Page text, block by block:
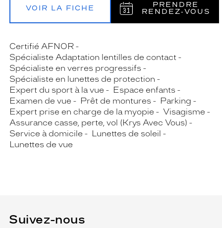
VOIR LA FICHE
PRENDRE
RENDEZ‑VOUS
Certifié AFNOR
Spécialiste Adaptation lentilles de contact
Spécialiste en verres progressifs
Spécialiste en lunettes de protection
Expert du sport à la vue
Espace enfants
Examen de vue
Prêt de montures
Parking
Expert prise en charge de la myopie
Visagisme
Assurance casse, perte, vol (Krys Avec Vous)
Service à domicile
Lunettes de soleil
Lunettes de vue
Suivez-nous